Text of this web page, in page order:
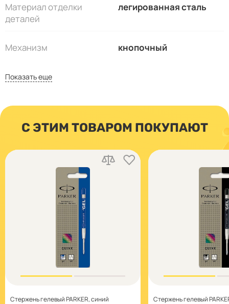
Материал отделки
деталей
легированная сталь
Механизм кнопочный
Показать еще
С ЭТИМ ТОВАРОМ ПОКУПАЮТ
Стержень гелевый PARKER, синий Стержень гелевый